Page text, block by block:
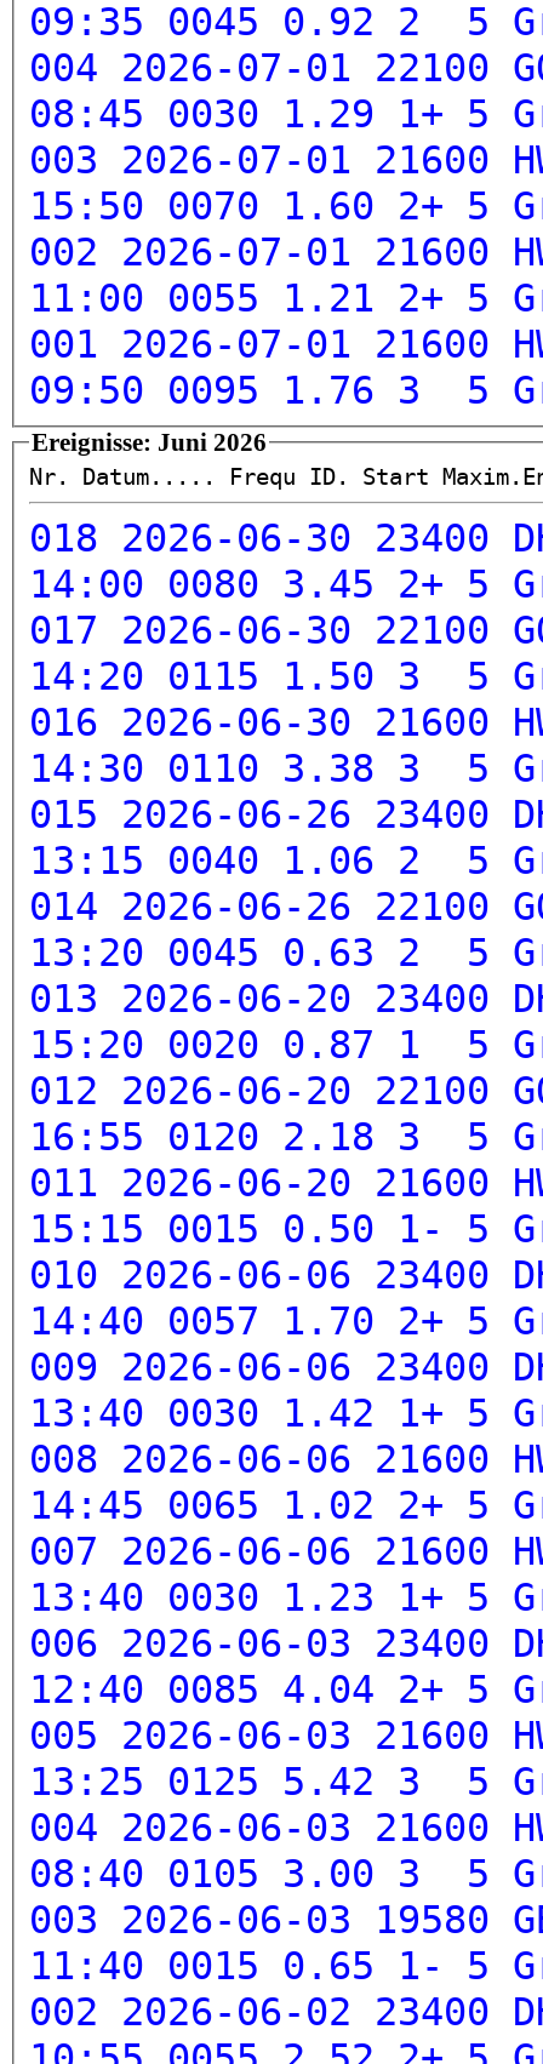
09:35 0045 0.92 2 5
004 2026-07-01 22100
08:45 0030 1.29 1+ 5
003 2026-07-01 21600
15:50 0070 1.60 2+ 5
002 2026-07-01 21600
11:00 0055 1.21 2+ 5
001 2026-07-01 21600
09:50 0095 1.76 3 5
Ereignisse: Juni 2026
Nr. Datum..... Frequ ID. Start
018 2026-06-30 23400
14:00 0080 3.45 2+ 5
017 2026-06-30 22100
14:20 0115 1.50 3 5
016 2026-06-30 21600
14:30 0110 3.38 3 5
015 2026-06-26 23400
13:15 0040 1.06 2 5
014 2026-06-26 22100
13:20 0045 0.63 2 5
013 2026-06-20 23400
15:20 0020 0.87 1 5
012 2026-06-20 22100
16:55 0120 2.18 3 5
011 2026-06-20 21600
15:15 0015 0.50 1- 5
010 2026-06-06 23400
14:40 0057 1.70 2+ 5
009 2026-06-06 23400
13:40 0030 1.42 1+ 5
008 2026-06-06 21600
14:45 0065 1.02 2+ 5
007 2026-06-06 21600
13:40 0030 1.23 1+ 5
006 2026-06-03 23400
12:40 0085 4.04 2+ 5
005 2026-06-03 21600
13:25 0125 5.42 3 5
004 2026-06-03 21600
08:40 0105 3.00 3 5
003 2026-06-03 19580
11:40 0015 0.65 1- 5
002 2026-06-02 23400